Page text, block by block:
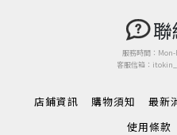
服務時間：
客服信箱：
店鋪資訊 購物須知 最新
使用條款